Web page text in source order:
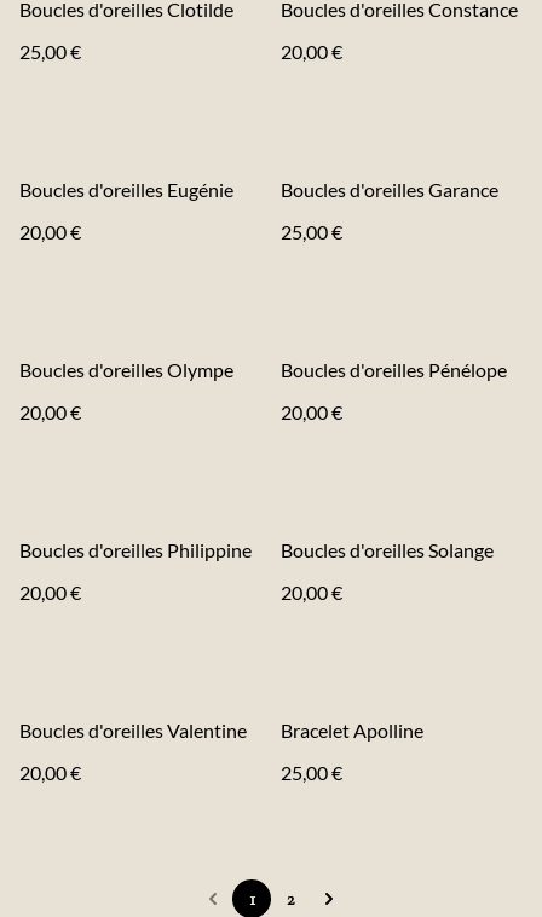
Boucles d'oreilles Clotilde
25,00 €
Boucles d'oreilles Constance
20,00 €
Boucles d'oreilles Eugénie
20,00 €
Boucles d'oreilles Garance
25,00 €
Boucles d'oreilles Olympe
20,00 €
Boucles d'oreilles Pénélope
20,00 €
Boucles d'oreilles Philippine
20,00 €
Boucles d'oreilles Solange
20,00 €
Boucles d'oreilles Valentine
20,00 €
Bracelet Apolline
25,00 €
1 2